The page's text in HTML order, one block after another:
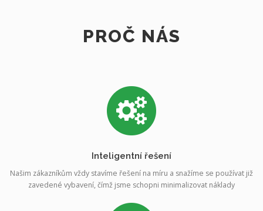
PROČ NÁS
Inteligentní řešení
Našim zákazníkům vždy stavíme řešení na míru a snažíme se používat již
zavedené vybavení, čímž jsme schopni minimalizovat náklady